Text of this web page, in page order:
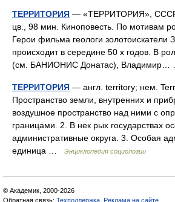
ТЕРРИТОРИЯ — «ТЕРРИТОРИЯ»,
цв., 98 мин. Киноповесть. По мотивам
Герои фильма геологи золотоискатели
происходит в середине 50 х годов. В
(см. БАНИОНИС Донатас),
ТЕРРИТОРИЯ — англ. territory; нем.
Пространство земли, внутренних и
воздушное пространство над ними с
границами. 2. В нек рых государствах
административные округа. 3. Особая
единица …
Энциклопедия социологии
© Академик, 2000-2026
Обратная связь: Техподдержка Реклама на сайте